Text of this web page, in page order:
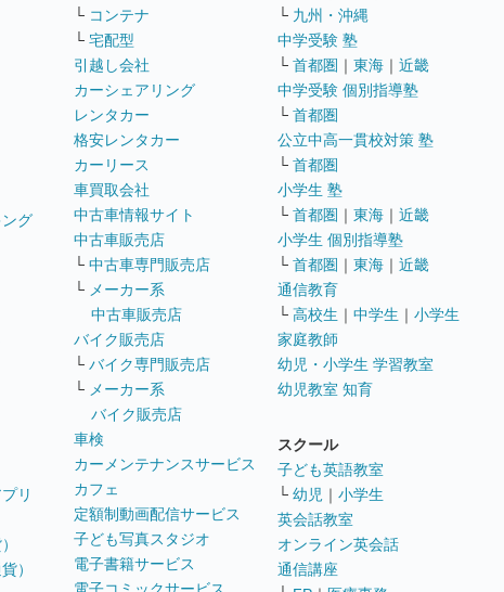
グ
リ
）
└ コンテナ
└ 宅配型
引越し会社
カーシェアリング
レンタカー
格安レンタカー
カーリース
車買取会社
中古車情報サイト
中古車販売店
└ 中古車専門販売店
└ メーカー系
中古車販売店
バイク販売店
└ バイク専門販売店
└ メーカー系
バイク販売店
車検
カーメンテナンスサービス
カフェ
定額制動画配信サービス
子ども写真スタジオ
電子書籍サービス
└ 九州・沖縄
中学受験 塾
└ 首都圏 ｜ 東海 ｜ 近畿
中学受験 個別指導塾
└ 首都圏
公立中高一貫校対策 塾
└ 首都圏
小学生 塾
└ 首都圏 ｜ 東海 ｜ 近畿
小学生 個別指導塾
└ 首都圏 ｜ 東海 ｜ 近畿
通信教育
└ 高校生 ｜ 中学生 ｜ 小学生
家庭教師
幼児・小学生 学習教室
幼児教室 知育
スクール
子ども英語教室
└ 幼児 ｜ 小学生
英会話教室
オンライン英会話
通信講座